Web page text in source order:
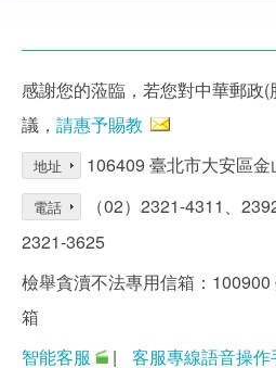
感謝您的蒞臨，若您對中華郵政
議， 請惠予賜教
地址 106409 臺北市大安區
電話
（02）2321-4311、
2321-3625
檢舉貪瀆不法專用信箱：
箱
智能客服
| 客服專線語音操作